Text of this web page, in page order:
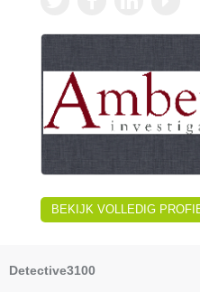
BEKIJK VOLLEDIG
Detective3100